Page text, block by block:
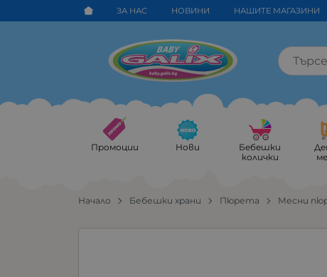
ЗА НАС НОВИНИ НАШИТЕ МАГАЗИНИ
Промоции Нови
Бебешки
колички
Начало Бебешки храни Пюрета Месни